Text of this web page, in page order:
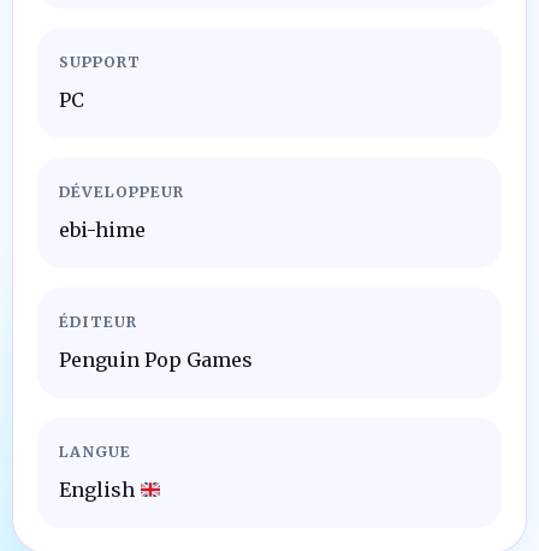
SUPPORT
PC
DÉVELOPPEUR
ebi-hime
ÉDITEUR
Penguin Pop Games
LANGUE
English